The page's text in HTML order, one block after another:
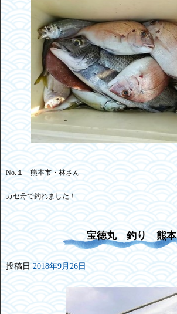
No.１ 熊本市・林さん
カセ舟で釣れました！
宝徳丸 釣り 熊本
投稿日 2018年9月26日